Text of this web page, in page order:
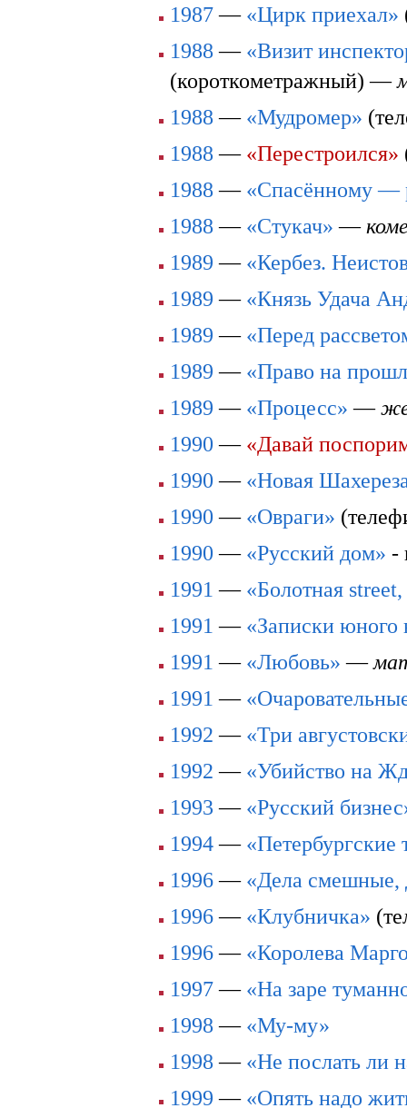
1987— «Цирк приехал»
1988 — «Визит
(короткометражный) —
1988 — «Мудромер»
1988 — «Перестроился»
1988 — «Спасённому —
1988 — «Стукач» —
1989 — «Кербез.
1989 — «Князь Удача
1989 — «Перед
1989 — «Право на
1989 — «Процесс» —
1990 — «Давай
1990 — «Новая
1990 — «Овраги»
1990 — «Русский дом» -
1991 — «Болотная
1991 — «Записки юного
1991 — «Любовь» —
1991 —
1992 — «Три
1992 — «Убийство на
1993 — «Русский
1994— «Петербургские
1996— «Дела смешные,
1996— «Клубничка»
1996— «Королева
1997— «На заре
1998 — «Му-му»
1998 — «Не послать ли
1999 — «Опять надо